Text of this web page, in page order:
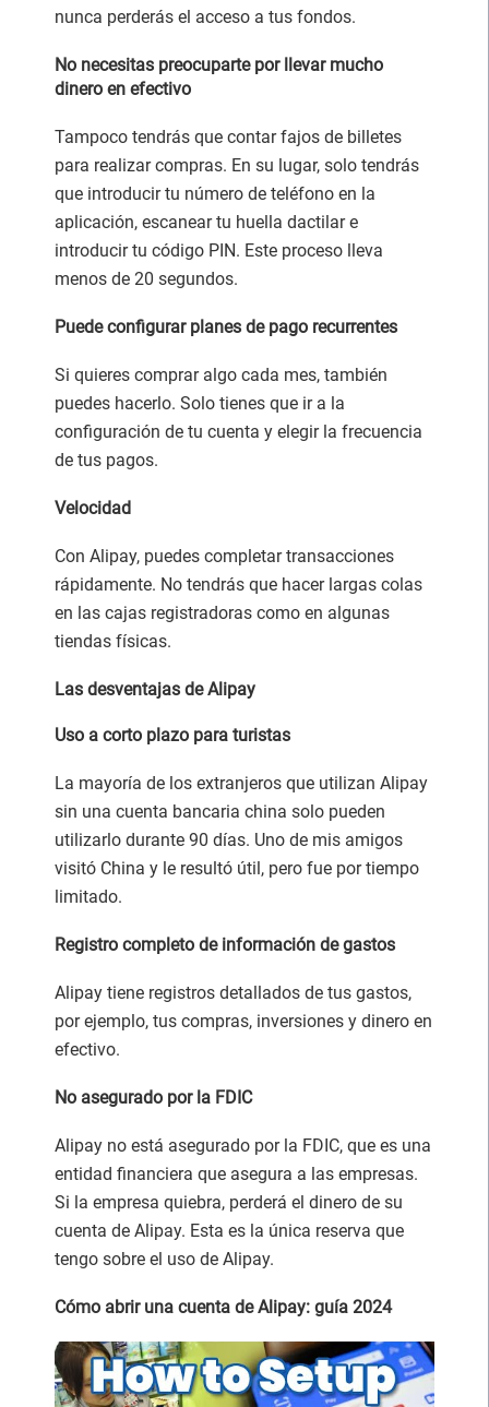
nunca perderás el acceso a tus fondos.
No necesitas preocuparte por llevar mucho
dinero en efectivo
Tampoco tendrás que contar fajos de billetes
para realizar compras. En su lugar, solo tendrás
que introducir tu número de teléfono en la
aplicación, escanear tu huella dactilar e
introducir tu código PIN. Este proceso lleva
menos de 20 segundos.
Puede configurar planes de pago recurrentes
Si quieres comprar algo cada mes, también
puedes hacerlo. Solo tienes que ir a la
configuración de tu cuenta y elegir la frecuencia
de tus pagos.
Velocidad
Con Alipay, puedes completar transacciones
rápidamente. No tendrás que hacer largas colas
en las cajas registradoras como en algunas
tiendas físicas.
Las desventajas de Alipay
Uso a corto plazo para turistas
La mayoría de los extranjeros que utilizan Alipay
sin una cuenta bancaria china solo pueden
utilizarlo durante 90 días. Uno de mis amigos
visitó China y le resultó útil, pero fue por tiempo
limitado.
Registro completo de información de gastos
Alipay tiene registros detallados de tus gastos,
por ejemplo, tus compras, inversiones y dinero en
efectivo.
No asegurado por la FDIC
Alipay no está asegurado por la FDIC, que es una
entidad financiera que asegura a las empresas.
Si la empresa quiebra, perderá el dinero de su
cuenta de Alipay. Esta es la única reserva que
tengo sobre el uso de Alipay.
Cómo abrir una cuenta de Alipay: guía 2024